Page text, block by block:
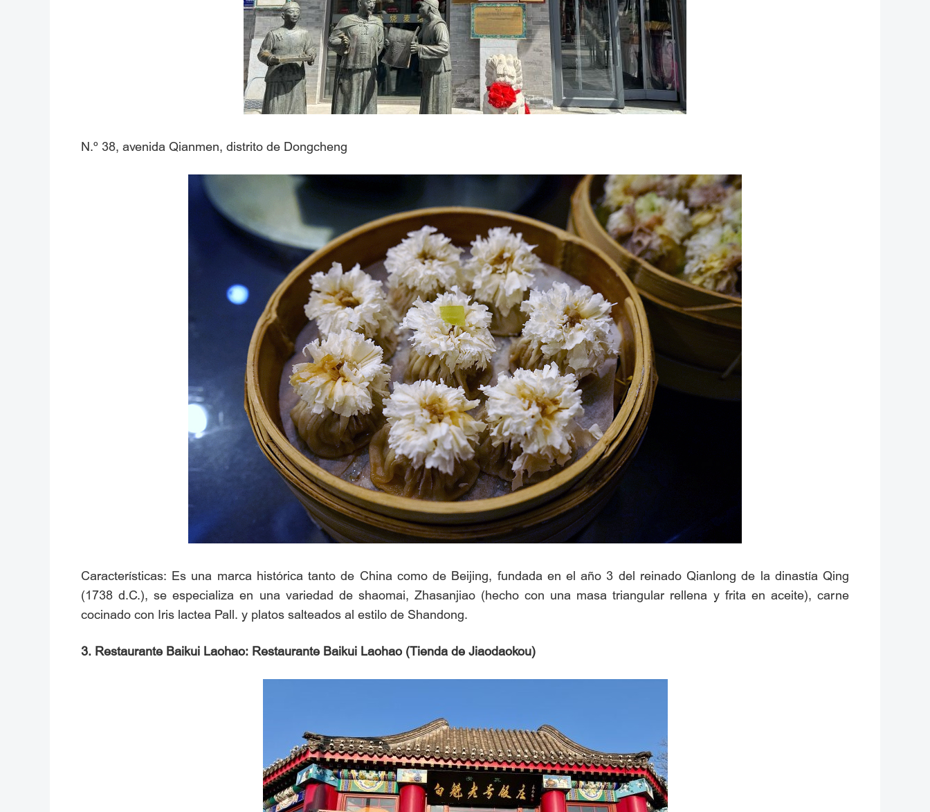
N.º 38, avenida Qianmen, distrito de Dongcheng
Características: Es una marca histórica tanto de China como de Beijing, fundada en el año 3 del reinado Qianlong de la dinastía Qing
(1738 d.C.), se especializa en una variedad de shaomai, Zhasanjiao (hecho con una masa triangular rellena y frita en aceite), carne
cocinado con Iris lactea Pall. y platos salteados al estilo de Shandong.
3. Restaurante Baikui Laohao: Restaurante Baikui Laohao (Tienda de Jiaodaokou)